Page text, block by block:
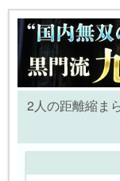
2人の距離縮ま